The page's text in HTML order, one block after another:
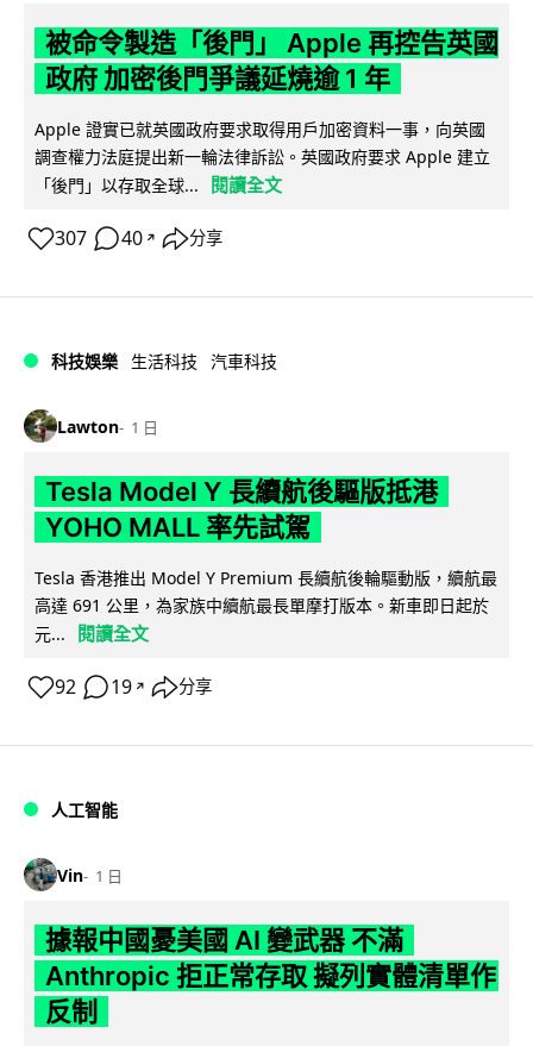
被命令製造「後門」 Apple 再控告英國
政府 加密後門爭議延燒逾 1 年
Apple 證實已就英國政府要求取得用戶加密資料一事，向英國
調查權力法庭提出新一輪法律訴訟。英國政府要求 Apple 建立
「後門」以存取全球...
閱讀全文
307 40 ↗ 分享
科技娛樂 生活科技 汽車科技
Lawton 1 日
Tesla Model Y 長續航後驅版抵港
YOHO MALL 率先試駕
Tesla 香港推出 Model Y Premium 長續航後輪驅動版，續航最
高達 691 公里，為家族中續航最長單摩打版本。新車即日起於
元...
閱讀全文
92 19 ↗ 分享
人工智能
Vin 1 日
據報中國憂美國 AI 變武器 不滿
Anthropic 拒正常存取 擬列實體清單作
反制